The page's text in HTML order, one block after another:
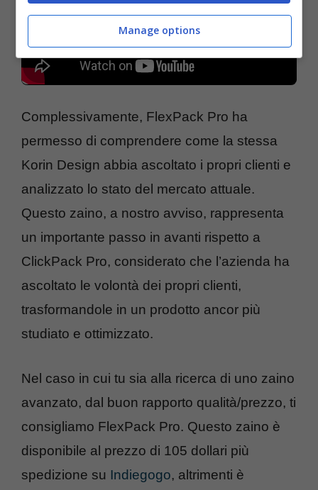
Complessivamente, FlexPack Pro ha
permesso di comprendere come la stessa
Korin Design abbia ascoltato i propri clienti e
analizzato lo stato del mercato attuale.
Questo zaino, a nostro avviso, rappresenta
un importante passo in avanti rispetto a
ClickPack Pro, considerato che l’azienda ha
ascoltato le volontà dei propri clienti,
trasformandole in un prodotto ancor più
studiato e ottimizzato.
Nel caso in cui tu sia alla ricerca di uno zaino
avanzato, dal buon rapporto qualità/prezzo, ti
consigliamo FlexPack Pro. Questo zaino è
disponibile al prezzo di 105 dollari più
spedizione su Indiegogo, altrimenti è
Manage options